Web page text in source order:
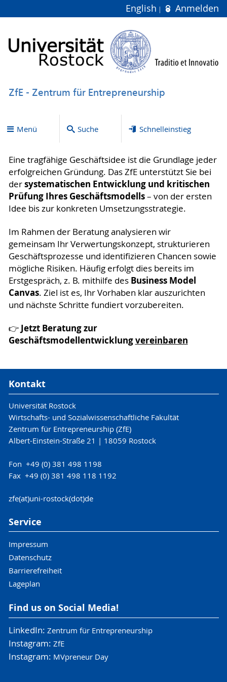
English Anmelden
ZfE - Zentrum für Entrepreneurship
Menü Suche Schnelleinstieg
Eine tragfähige Geschäftsidee ist die Grundlage jeder
erfolgreichen Gründung. Das ZfE unterstützt Sie bei
dersystematischen Entwicklung und kritischen
Prüfung Ihres Geschäftsmodells– von der ersten
Idee bis zur konkreten Umsetzungsstrategie.
Im Rahmen der Beratung analysieren wir
gemeinsam Ihr Verwertungskonzept, strukturieren
Geschäftsprozesse und identifizieren Chancen sowie
mögliche Risiken. Häufig erfolgt dies bereits im
Erstgespräch, z. B. mithilfe des Business Model
Canvas. Ziel ist es, Ihr Vorhaben klar auszurichten
und nächste Schritte fundiert vorzubereiten.
👉 Jetzt Beratung zur
Geschäftsmodellentwicklungvereinbaren
Kontakt
Universität Rostock
Wirtschafts- und Sozialwissenschaftliche Fakultät
Zentrum für Entrepreneurship (ZfE)
Albert-Einstein-Straße 21 | 18059 Rostock
Fon +49 (0) 381 498 1198
Fax +49 (0) 381 498 118 1192
zfe(at)uni-rostock(dot)de
Service
Impressum
Datenschutz
Barrierefreiheit
Lageplan
Find us on Social Media!
LinkedIn: Zentrum für Entrepreneurship
Instagram: ZfE
Instagram: MVpreneur Day